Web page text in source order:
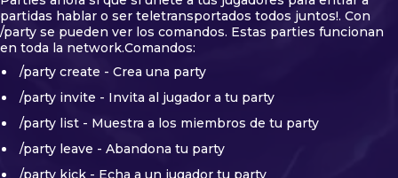
partidas hablar o ser teletransportados todos juntos!. Con
/party se pueden ver los comandos. Estas parties funcionan
en toda la network.Comandos:
/party create - Crea una party
/party invite - Invita al jugador a tu party
/party list - Muestra a los miembros de tu party
/party leave - Abandona tu party
/party kick - Echa a un jugador tu party